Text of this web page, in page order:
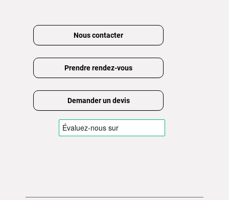
Nous contacter
Prendre rendez-vous
Demander un devis